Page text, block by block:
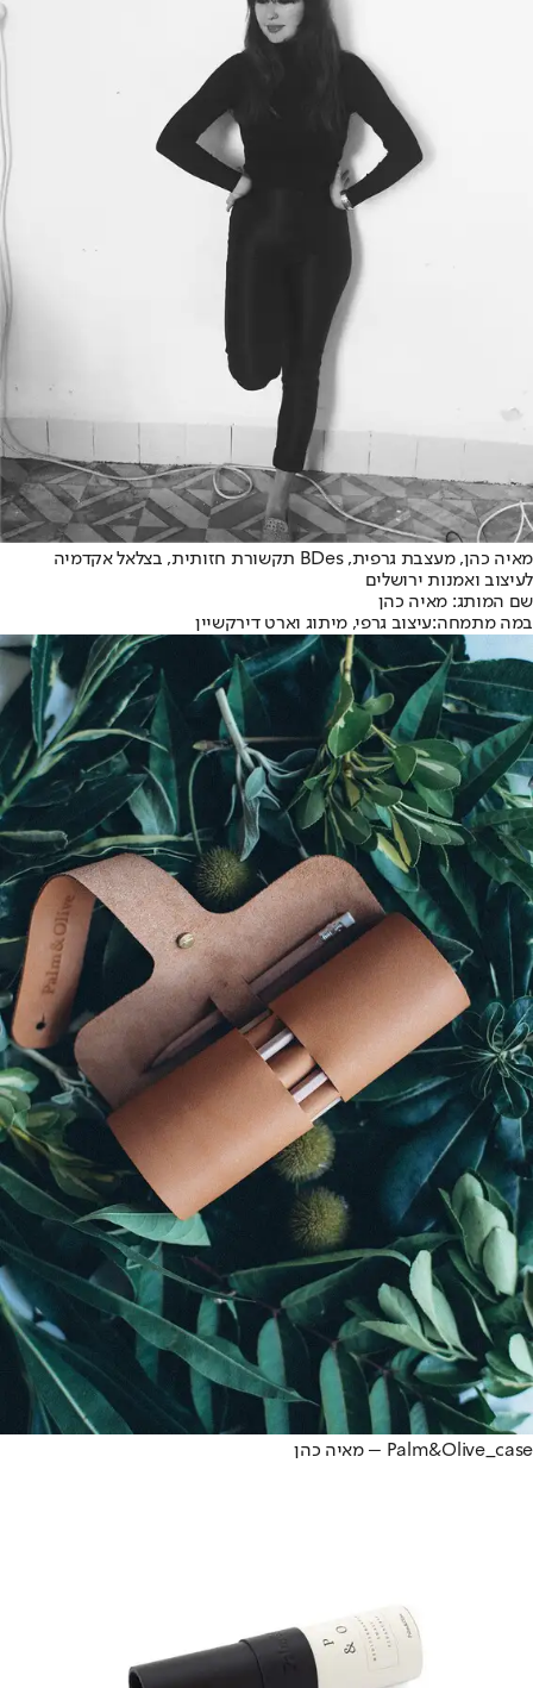
מאיה כהן, מעצבת גרפית, BDes תקשורת חזותית, בצלאל אקדמיה
לעיצוב ואמנות ירושלים
שם המותג: מאיה כהן
במה מתמחה:עיצוב גרפי, מיתוג וארט דירקשיין
Palm&Olive_case – מאיה כהן